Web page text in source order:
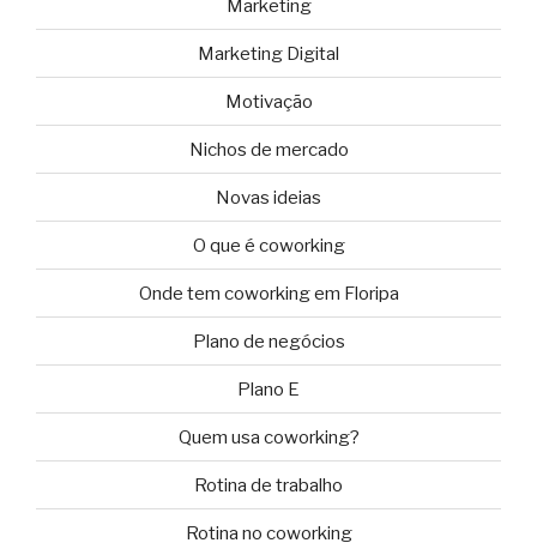
Marketing
Marketing Digital
Motivação
Nichos de mercado
Novas ideias
O que é coworking
Onde tem coworking em Floripa
Plano de negócios
Plano E
Quem usa coworking?
Rotina de trabalho
Rotina no coworking